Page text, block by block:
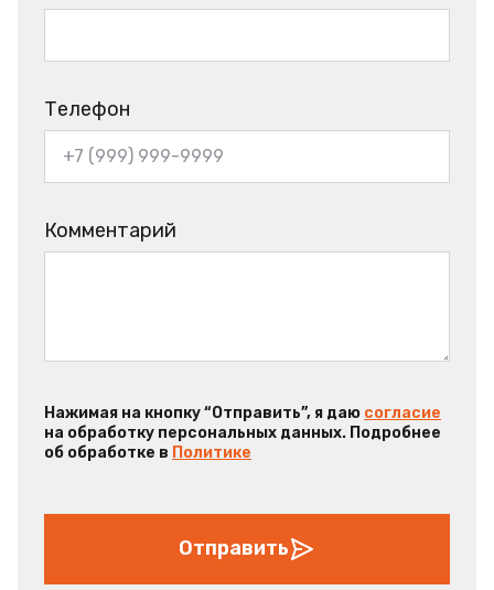
Телефон
Комментарий
Нажимая на кнопку “Отправить”, я даю согласие
на обработку персональных данных. Подробнее
об обработке в Политике
Отправить